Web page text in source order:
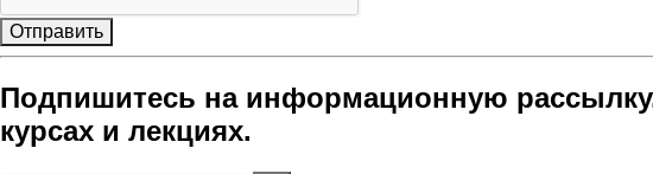
Отправить
Подпишитесь на информационную
курсах и лекциях.